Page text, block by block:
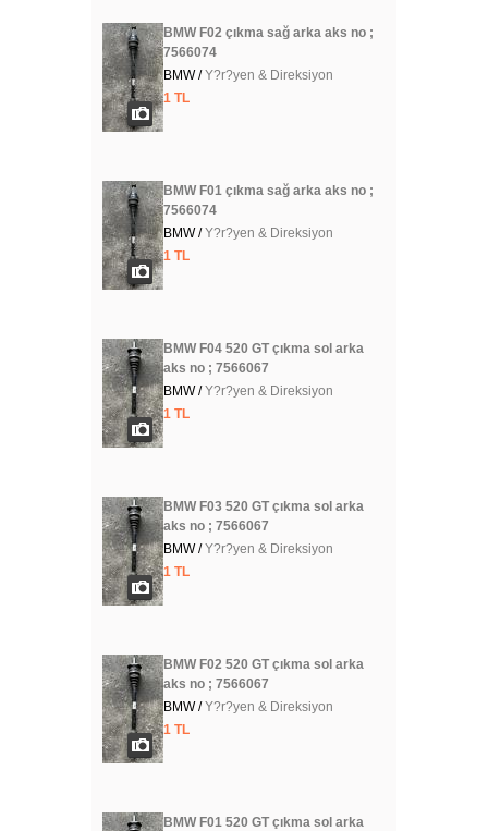
BMW F02 çıkma sağ arka aks no ;
7566074
BMW /Y?r?yen & Direksiyon
1 TL
BMW F01 çıkma sağ arka aks no ;
7566074
BMW /Y?r?yen & Direksiyon
1 TL
BMW F04 520 GT çıkma sol arka
aks no ; 7566067
BMW /Y?r?yen & Direksiyon
1 TL
BMW F03 520 GT çıkma sol arka
aks no ; 7566067
BMW /Y?r?yen & Direksiyon
1 TL
BMW F02 520 GT çıkma sol arka
aks no ; 7566067
BMW /Y?r?yen & Direksiyon
1 TL
BMW F01 520 GT çıkma sol arka